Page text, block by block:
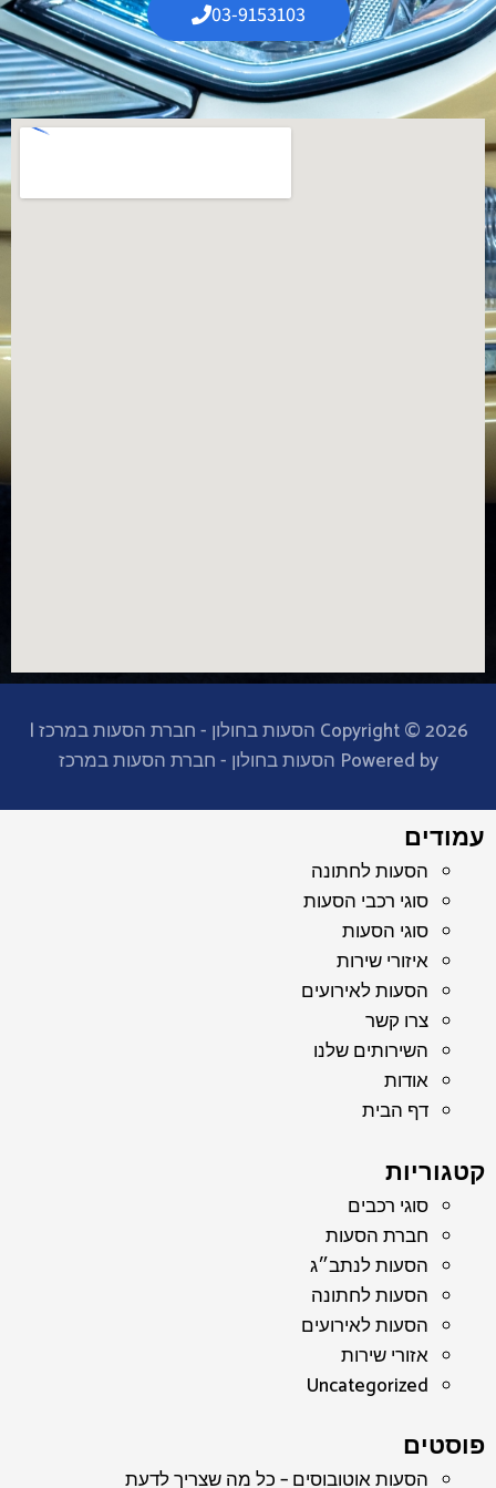
03-9153103
Copyright © 2026 הסעות בחולון - חברת הסעות במרכז |
Powered by הסעות בחולון - חברת הסעות במרכז
עמודים
הסעות לחתונה
סוגי רכבי הסעות
סוגי הסעות
איזורי שירות
הסעות לאירועים
צרו קשר
השירותים שלנו
אודות
דף הבית
קטגוריות
סוגי רכבים
חברת הסעות
הסעות לנתב״ג
הסעות לחתונה
הסעות לאירועים
אזורי שירות
Uncategorized
פוסטים
הסעות אוטובוסים – כל מה שצריך לדעת